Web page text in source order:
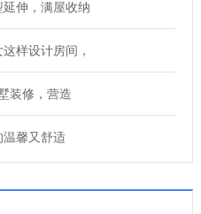
伸，满屋收纳
样设计房间，
装修，营造
温馨又舒适